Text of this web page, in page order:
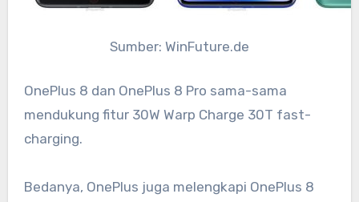
Sumber: WinFuture.de
OnePlus 8 dan OnePlus 8 Pro sama-sama
mendukung fitur 30W Warp Charge 30T fast-
charging.
Bedanya, OnePlus juga melengkapi OnePlus 8